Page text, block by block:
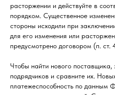
расторжении и действуйте в
порядком. Существенное
стороны исходили при
для его изменения или
предусмотрено договором (п. ст.
Чтобы найти нового поставщика,
подрядчиков и сравните их.
платежеспособность по данным